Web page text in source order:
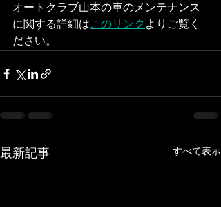
オートクラブ山本の車のメンテナンス
に関する詳細はこのリンクよりご覧く
ださい。
最新記事 すべて表示